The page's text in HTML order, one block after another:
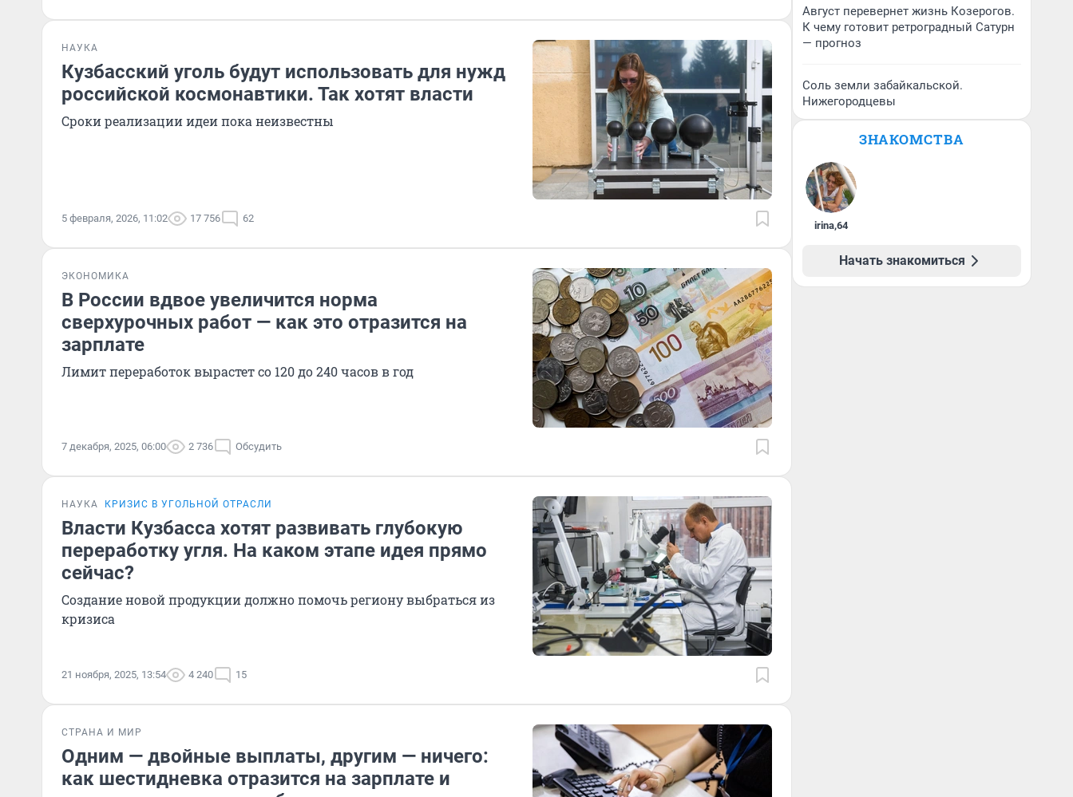
НАУКА
Кузбасский уголь будут использовать для нужд
российской космонавтики. Так хотят власти
Сроки реализации идеи пока неизвестны
5 февраля, 2026, 11:02 17 756 62
ЭКОНОМИКА
В России вдвое увеличится норма
сверхурочных работ — как это отразится на
зарплате
Лимит переработок вырастет со 120 до 240 часов в год
7 декабря, 2025, 06:00 2 736 Обсудить
НАУКА КРИЗИС В УГОЛЬНОЙ ОТРАСЛИ
Власти Кузбасса хотят развивать глубокую
переработку угля. На каком этапе идея прямо
сейчас?
Создание новой продукции должно помочь региону выбраться из
кризиса
21 ноября, 2025, 13:54 4 240 15
СТРАНА И МИР
Одним — двойные выплаты, другим — ничего:
как шестидневка отразится на зарплате и
Август перевернет жизнь Козерогов.
К чему готовит ретроградный Сатурн
— прогноз
Соль земли забайкальской.
Нижегородцевы
ЗНАКОМСТВА
irina,64
Начать знакомиться